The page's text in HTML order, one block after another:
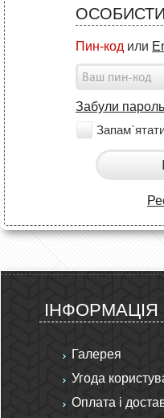
Пин-код или
Забули
ІНФОРМАЦІЯ
Галерея
Угода
Оплата і